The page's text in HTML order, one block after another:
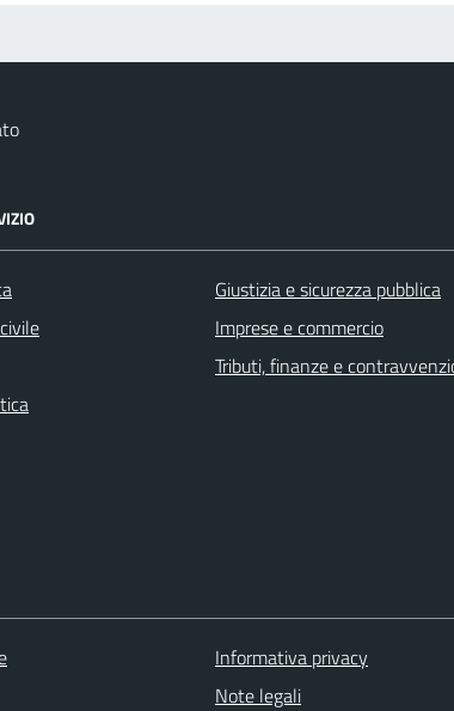
Giustizia e sicurezza pubblica
Imprese e commercio
Tributi, finanze e
Informativa privacy
Note legali